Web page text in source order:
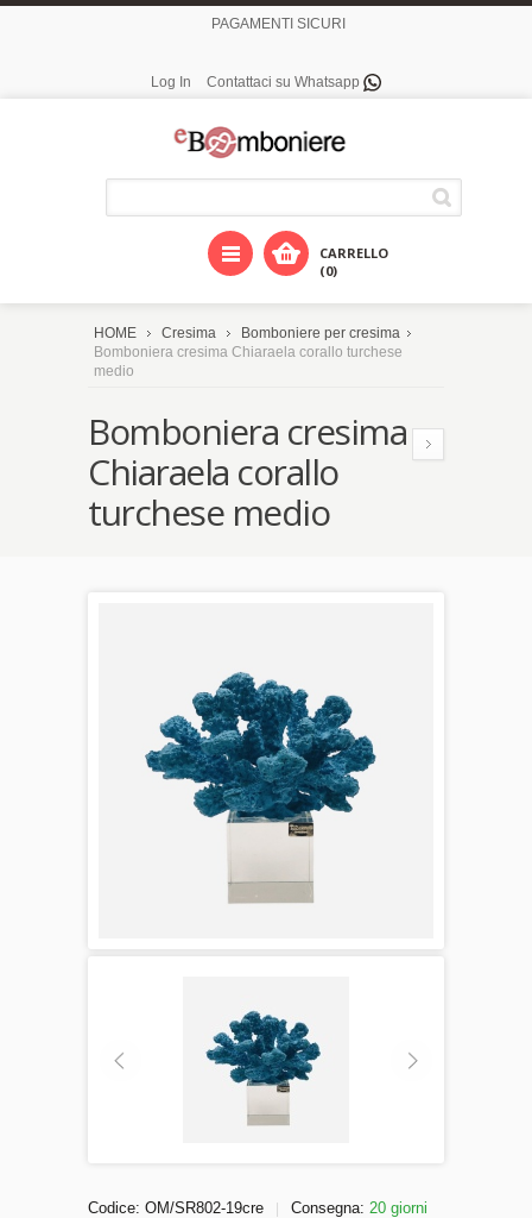
PAGAMENTI SICURI
Log In Contattaci su Whatsapp
CARRELLO
(0)
HOME Cresima
Bomboniere per cresima
Bomboniera cresima Chiaraela corallo turchese
medio
Bomboniera cresima
Chiaraela corallo
turchese medio
Codice: OM/SR802-19cre Consegna: 20 giorni